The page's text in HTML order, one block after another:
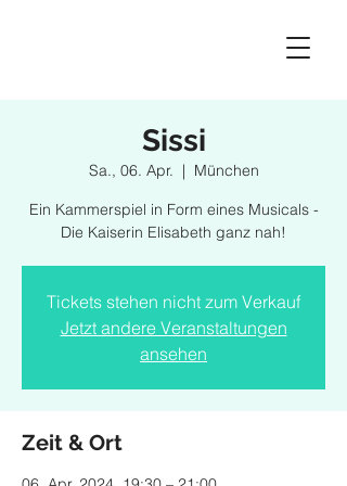
Sissi
Sa., 06. Apr.
  |
München
Ein Kammerspiel in Form eines Musicals -
Die Kaiserin Elisabeth ganz nah!
Tickets stehen nicht zum Verkauf
Jetzt andere Veranstaltungen
ansehen
Zeit & Ort